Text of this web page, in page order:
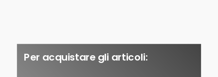
Per acquistare gli articoli: